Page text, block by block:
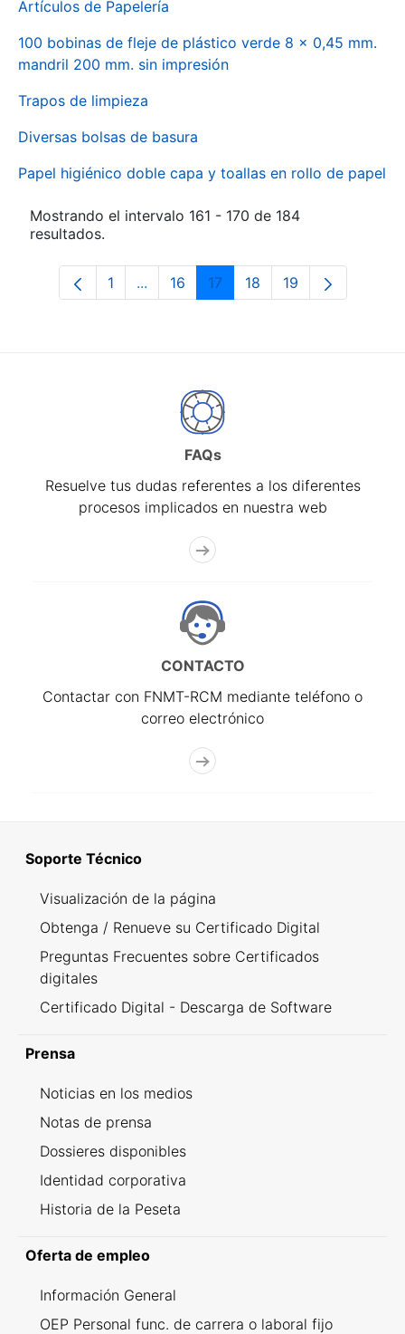
Artículos de Papelería
100 bobinas de fleje de plástico verde 8 x 0,45 mm.
mandril 200 mm. sin impresión
Trapos de limpieza
Diversas bolsas de basura
Papel higiénico doble capa y toallas en rollo de papel
Mostrando el intervalo 161 - 170 de 184
resultados.
Página
1 ...Páginas intermedias Use TAB para
Página
16 Página
17 Página
18 Página
19
FAQs
Resuelve tus dudas referentes a los diferentes
procesos implicados en nuestra web
CONTACTO
Contactar con FNMT-RCM mediante teléfono o
correo electrónico
Soporte Técnico
Visualización de la página
Obtenga / Renueve su Certificado Digital
Preguntas Frecuentes sobre Certificados
digitales
Certificado Digital - Descarga de Software
Prensa
Noticias en los medios
Notas de prensa
Dossieres disponibles
Identidad corporativa
Historia de la Peseta
Oferta de empleo
Información General
OEP Personal func. de carrera o laboral fijo